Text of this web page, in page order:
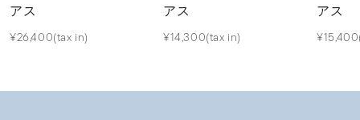
アス
¥26,400(tax in)
アス
¥14,300(tax in)
アス